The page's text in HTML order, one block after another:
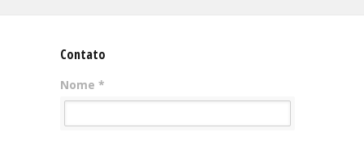
Contato
Nome *